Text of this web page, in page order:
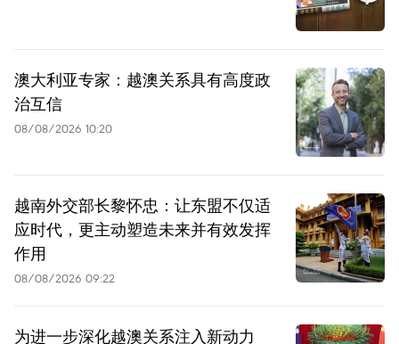
澳大利亚专家：越澳关系具有高度政
治互信
08/08/2026 10:20
越南外交部长黎怀忠：让东盟不仅适
应时代，更主动塑造未来并有效发挥
作用
08/08/2026 09:22
为进一步深化越澳关系注入新动力